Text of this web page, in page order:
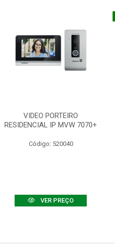
VIDEO PORTEIRO
RESIDENCIAL IP MVW 7070+
Código: 520040
VER PREÇO